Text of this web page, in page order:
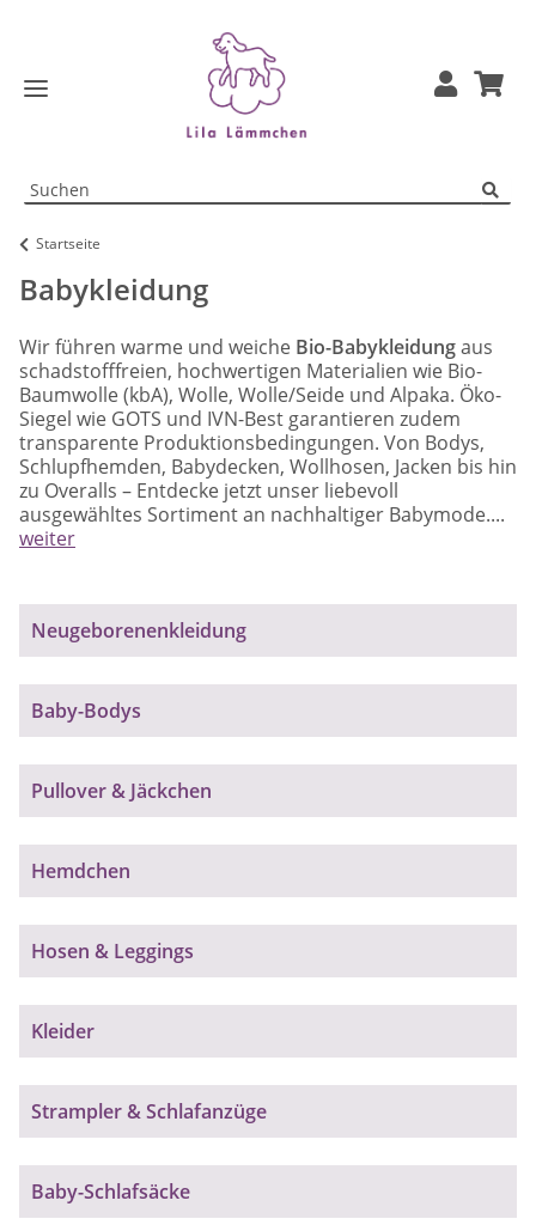
Startseite
Babykleidung
Wir führen warme und weiche Bio-Babykleidungaus
schadstofffreien, hochwertigen Materialien wie Bio-
Baumwolle (kbA), Wolle, Wolle/Seide und Alpaka. Öko-
Siegel wie GOTS und IVN-Best garantieren zudem
transparente Produktionsbedingungen. Von Bodys,
Schlupfhemden, Babydecken, Wollhosen, Jacken bis hin
zu Overalls – Entdecke jetzt unser liebevoll
ausgewähltes Sortiment an nachhaltiger Babymode....
weiter
Neugeborenenkleidung
Baby-Bodys
Pullover & Jäckchen
Hemdchen
Hosen & Leggings
Kleider
Strampler & Schlafanzüge
Baby-Schlafsäcke